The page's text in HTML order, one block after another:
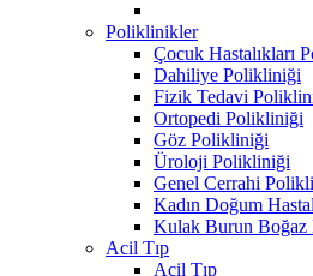
Poliklinikler
Çocuk Hastalıkları
Dahiliye Polikliniği
Fizik Tedavi
Ortopedi Polikliniği
Göz Polikliniği
Üroloji Polikliniği
Genel Cerrahi
Kadın Doğum
Kulak Burun Boğaz
Acil Tıp
Acil Tıp